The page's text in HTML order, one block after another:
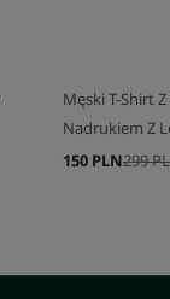
Męski T-Shirt
Nadrukiem Z
299
150 PLN